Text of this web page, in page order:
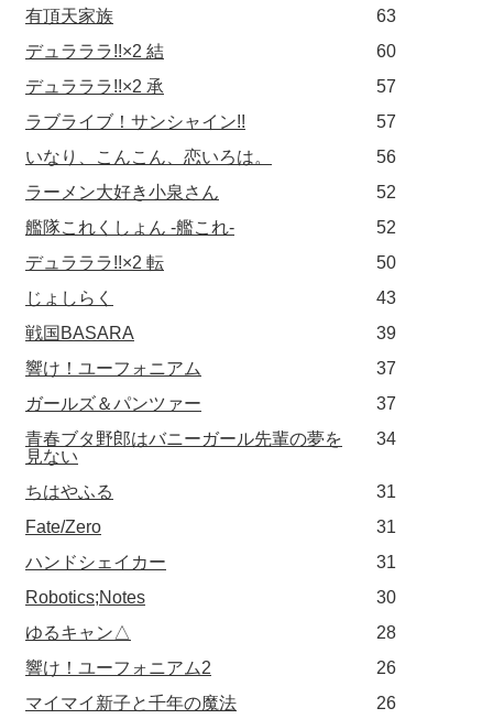
有頂天家族
63
デュラララ!!×2 結
60
デュラララ!!×2 承
57
ラブライブ！サンシャイン!!
57
いなり、こんこん、恋いろは。
56
ラーメン大好き小泉さん
52
艦隊これくしょん -艦これ-
52
デュラララ!!×2 転
50
じょしらく
43
戦国BASARA
39
響け！ユーフォニアム
37
ガールズ＆パンツァー
37
青春ブタ野郎はバニーガール先輩の夢を
見ない
34
ちはやふる
31
Fate/Zero
31
ハンドシェイカー
31
Robotics;Notes
30
ゆるキャン△
28
響け！ユーフォニアム2
26
マイマイ新子と千年の魔法
26